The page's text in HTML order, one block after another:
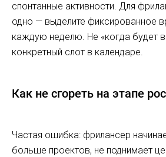
спонтанные активности. Для
одно — выделите фиксированное
каждую неделю. Не «когда будет
конкретный слот в календаре.
Как не сгореть на этапе
Частая ошибка: фрилансер
больше проектов, не поднимает